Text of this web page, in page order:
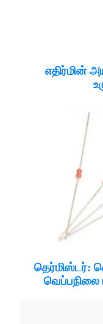
எதிர்மின்
தெர்மிஸ்டர்: